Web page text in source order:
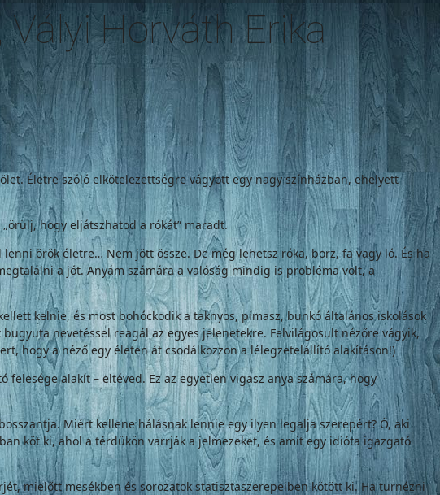
Horváth Erika
Életre szóló elkötelezettségre vágyott egy nagy színházban, ehelyett
hogy eljátszhatod a rókát” maradt.
örök életre… Nem jött össze. De még lehetsz róka, borz, fa vagy ló. És ha
a jót. Anyám számára a valóság mindig is probléma volt, a
kelnie, és most bohóckodik a taknyos, pimasz, bunkó általános iskolások
nevetéssel reagál az egyes jelenetekre. Felvilágosult nézőre vágyik,
hogy a néző egy életen át csodálkozzon a lélegzetelállító alakításon!)
alakít – eltéved. Ez az egyetlen vigasz anya számára, hogy
Miért kellene hálásnak lennie egy ilyen legalja szerepért? Ő, aki
köt ki, ahol a térdükön varrják a jelmezeket, és amit egy idióta igazgató
mielőtt mesékben és sorozatok statisztaszerepeiben kötött ki. Ha turnézni